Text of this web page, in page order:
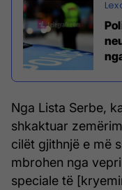
Nga Lista Serbe,
shkaktuar
cilët gjithnjë e më
mbrohen nga
speciale të